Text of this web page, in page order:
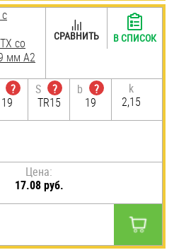
со
мм А2
?
19
S
?
TR15
b
?
19
k
2,15
Цена:
17.08 руб.
СРАВНИТЬ В СПИСОК